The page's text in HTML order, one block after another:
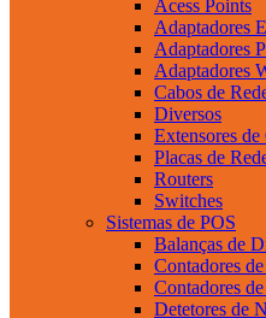
Acess Points
Adaptadores
Adaptadores
Adaptadores
Cabos de
Diversos
Extensores de
Placas de
Routers
Switches
Sistemas de POS
Balanças de
Contadores
Contadores
Detetores de